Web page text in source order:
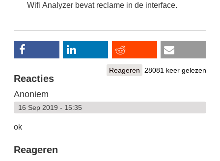
Wifi Analyzer bevat reclame in de interface.
Reageren 28081 keer gelezen
Reacties
Anoniem
16 Sep 2019 - 15:35
ok
Reageren